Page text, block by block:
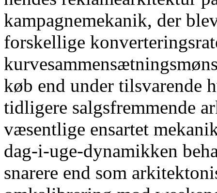
kampagnemekanik, der
forskellige
køb end under tilsvarende
tidligere salgsfremmende
væsentlige ensartet
dag-i-uge-dynamikken
snarere end som